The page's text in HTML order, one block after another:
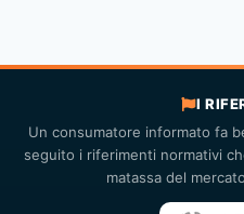
I
Un consumatore informato fa
seguito i riferimenti normativi
matassa del